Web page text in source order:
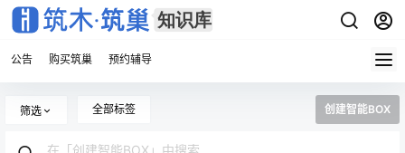
公告 购买筑巢 预约辅导
筛选 全部标签 创建智能BOX